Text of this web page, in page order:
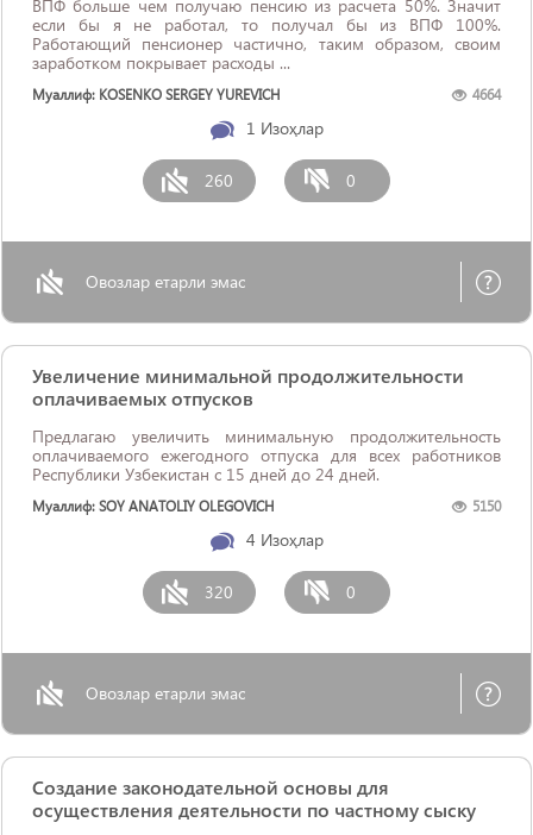
ВПФ больше чем получаю пенсию из расчета 50%. Значит
если бы я не работал, то получал бы из ВПФ 100%.
Работающий пенсионер частично, таким образом, своим
заработком покрывает расходы ...
Муаллиф: KOSENKO SERGEY YUREVICH 4664
1 Изоҳлар
260 0
Овозлар етарли эмас
Увеличение минимальной продолжительности
оплачиваемых отпусков
Предлагаю увеличить минимальную продолжительность
оплачиваемого ежегодного отпуска для всех работников
Республики Узбекистан с 15 дней до 24 дней.
Муаллиф: SOY ANATOLIY OLEGOVICH 5150
4 Изоҳлар
320 0
Овозлар етарли эмас
Создание законодательной основы для
осуществления деятельности по частному сыску